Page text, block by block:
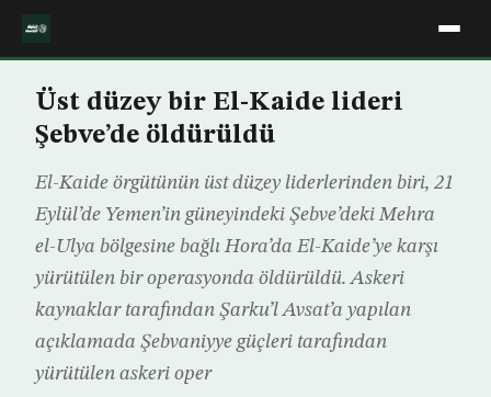
Üst düzey bir El-Kaide lideri
Şebve’de öldürüldü
El-Kaide örgütünün üst düzey liderlerinden biri, 21
Eylül’de Yemen’in güneyindeki Şebve’deki Mehra
el-Ulya bölgesine bağlı Hora’da El-Kaide’ye karşı
yürütülen bir operasyonda öldürüldü. Askeri
kaynaklar tarafından Şarku’l Avsat’a yapılan
açıklamada Şebvaniyye güçleri tarafından
yürütülen askeri oper